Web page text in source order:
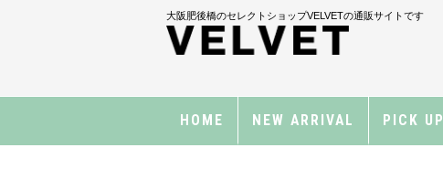
大阪肥後橋のセレクトショップVELVETの通販サイトです
HOME NEW ARRIVAL PICK UP